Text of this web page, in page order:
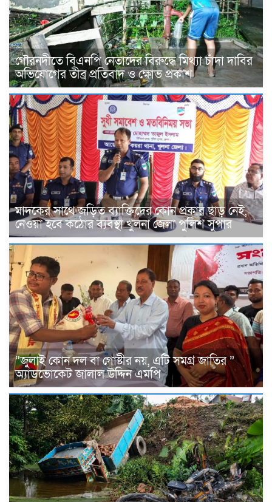
গৌরনদীতে বিএনপি নেতাদের বিরুদ্ধে মিথ্যা চাঁদা দাবির
অভিযোগের তীব্র প্রতিবাদ ও ক্ষোভ প্রকাশ
মাদকের সাথে জড়িত ব্যাক্তিদের কোন প্রকার ছাড় নেই,
নেওয়া হবে কঠোর ব্যবস্থা খুলনা জেলা পুলিশ সুপার
“জুলাই কোন দল বা গোষ্টীর নয়, এটি সমগ্র জাতির ”
অ্যাডভোকেট জালাল উদ্দিন এমপি